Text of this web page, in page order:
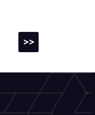
>>